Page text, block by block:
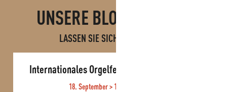
UNSERE BLOGBEITRÄGE
LASSEN SIE SICH INSPIRIEREN!
Internationales Orgelfestival von Roquevaire
18. September > 11. Oktober 2026